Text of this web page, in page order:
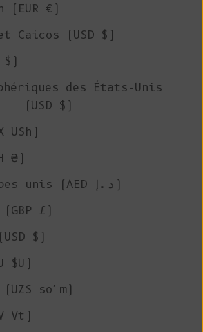
(EUR €)
Caicos (USD $)
$)
des États-Unis
(USD $)
USh)
₴)
Émirats arabes unis (AED د.إ)
(GBP £)
$)
$U)
so'm)
Vt)